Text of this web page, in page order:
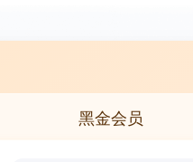
黑金会员